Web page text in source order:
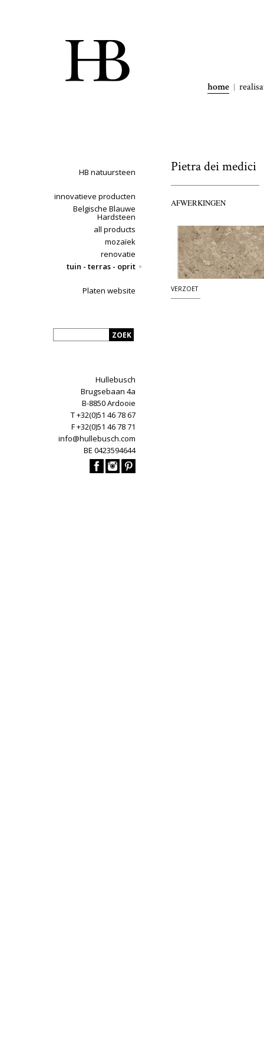
home
HB natuursteen
innovatieve producten
Belgische Blauwe
Hardsteen
all products
mozaïek
renovatie
tuin - terras - oprit
Platen website
Hullebusch
Brugsebaan 4a
B-8850 Ardooie
T +32(0)51 46 78 67
F +32(0)51 46 78 71
info@hullebusch.com
BE 0423594644
Pietra dei medici
AFWERKINGEN
VERZOET